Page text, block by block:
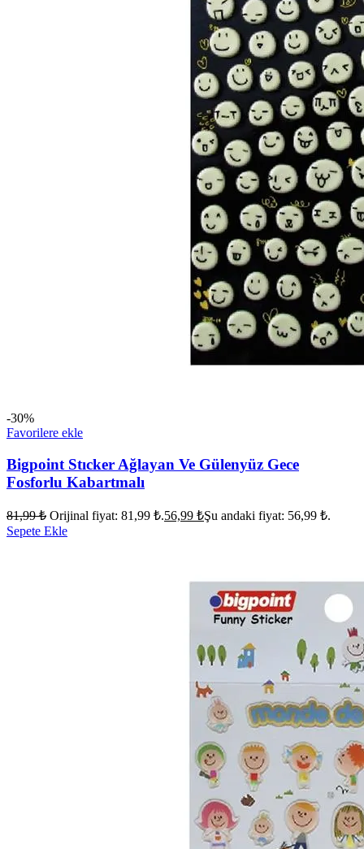
-30%
Favorilere ekle
Bigpoint Stıcker Ağlayan Ve Gülenyüz Gece
Fosforlu Kabartmalı
81,99₺ Orijinal fiyat: 81,99 ₺.56,99 ₺Şu andaki fiyat: 56,99 ₺.
Sepete Ekle